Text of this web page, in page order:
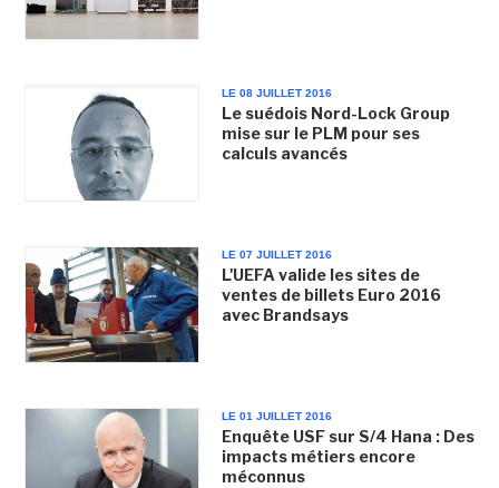
LE 08 JUILLET 2016
Le suédois Nord-Lock Group
mise sur le PLM pour ses
calculs avancés
LE 07 JUILLET 2016
L'UEFA valide les sites de
ventes de billets Euro 2016
avec Brandsays
LE 01 JUILLET 2016
Enquête USF sur S/4 Hana : Des
impacts métiers encore
méconnus